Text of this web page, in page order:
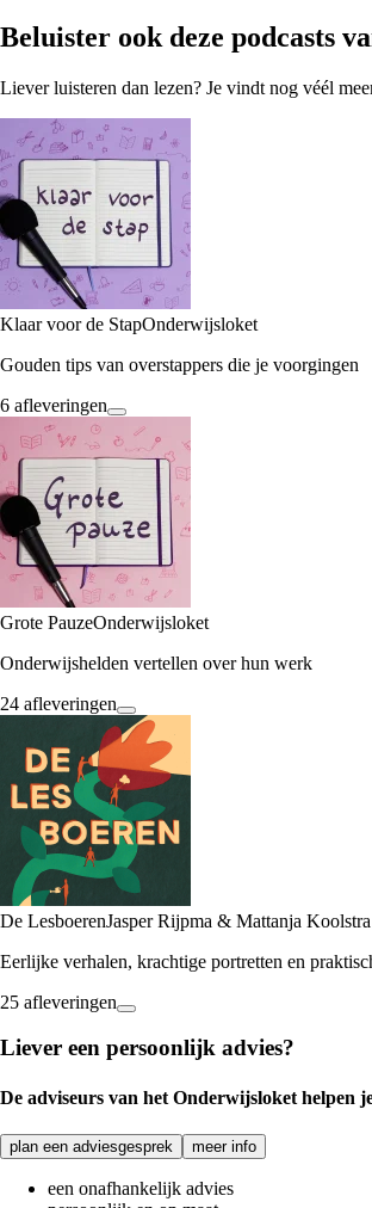
Beluister ook deze podcasts
Liever luisteren dan lezen? Je vindt nog véél
Klaar voor de StapOnderwijsloket
Gouden tips van overstappers die je voorgingen
6 afleveringen
Grote PauzeOnderwijsloket
Onderwijshelden vertellen over hun werk
24 afleveringen
De LesboerenJasper Rijpma & Mattanja Koolstra
Eerlijke verhalen, krachtige portretten en
25 afleveringen
Liever een persoonlijk advies?
De adviseurs van het Onderwijsloket helpen
plan een adviesgesprek meer info
een onafhankelijk advies